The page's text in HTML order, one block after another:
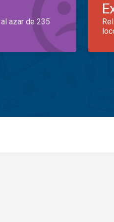
azar de 235